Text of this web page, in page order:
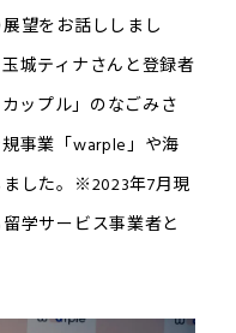
望をお話ししまし
城ティナさんと登録者
ップル」のなごみさ
事業「warple」や海
した。※2023年7月現
学サービス事業者と